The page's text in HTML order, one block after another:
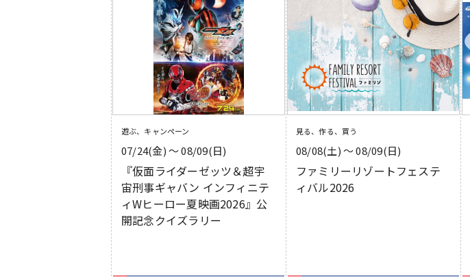
遊ぶ、キャンペーン
07/24(金) 〜 08/09(日)
『仮面ライダーゼッツ＆超宇
宙刑事ギャバン インフィニテ
ィWヒーロー夏映画2026』公
開記念クイズラリー
見る、作る、買う
08/08(土) 〜 08/09(日)
ファミリーリゾートフェステ
ィバル2026